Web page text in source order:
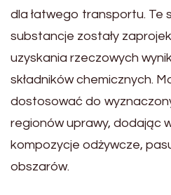
dla łatwego transportu. Te
substancje zostały
uzyskania rzeczowych
składników chemicznych.
dostosować do
regionów uprawy, dodając
kompozycje odżywcze,
obszarów.